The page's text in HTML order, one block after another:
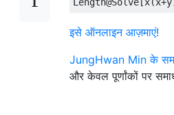
इसे ऑनलाइन आज़माएं!
JungHwan Min के
और केवल पूर्णांकों पर